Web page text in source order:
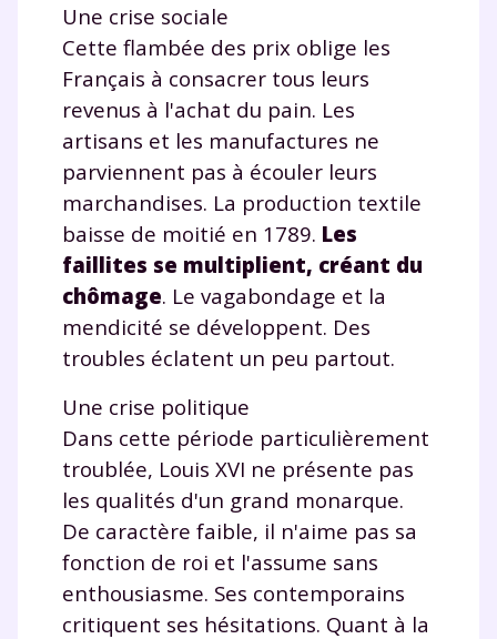
Une crise sociale
Cette flambée des prix oblige les
Français à consacrer tous leurs
revenus à l'achat du pain. Les
artisans et les manufactures ne
parviennent pas à écouler leurs
marchandises. La production textile
baisse de moitié en 1789. Les
faillites se multiplient, créant du
chômage. Le vagabondage et la
mendicité se développent. Des
troubles éclatent un peu partout.
Une crise politique
Dans cette période particulièrement
troublée, Louis XVI ne présente pas
les qualités d'un grand monarque.
De caractère faible, il n'aime pas sa
fonction de roi et l'assume sans
enthousiasme. Ses contemporains
critiquent ses hésitations. Quant à la
TESTER GRATUITEMENT
* Votre code d'accès sera envoyé à cette adresse e-mail. En
renseignant votre e-mail, vous consentez à ce que vos
données à caractère personnel soient traitées par SEJER, sous
la marque myMaxicours, afin que SEJER puisse vous donner
accès au service de soutien scolaire pendant 24h. Pour en
savoir plus sur la gestion de vos données personnelles et
pour exercer vos droits, vous pouvez consulter
charte .
J’accepte de recevoir les actualités et des
communications de la part de
myMaxicours.
Votre adresse e-mail sera exclusivement utilisée pour
désinscrire à tout moment, à travers le lien de
désinscription présent dans chaque newsletter. Pour
en savoir plus sur la gestion de vos données
personnelles et pour exercer vos droits, vous pouvez
consulternotre charte.